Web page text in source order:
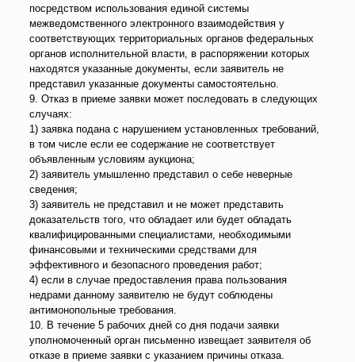
посредством использования единой системы
межведомственного электронного взаимодействия у
соответствующих территориальных органов федеральных
органов исполнительной власти, в распоряжении которых
находятся указанные документы, если заявитель не
представил указанные документы самостоятельно.
9. Отказ в приеме заявки может последовать в следующих
случаях:
1) заявка подана с нарушением установленных требований,
в том числе если ее содержание не соответствует
объявленным условиям аукциона;
2) заявитель умышленно представил о себе неверные
сведения;
3) заявитель не представил и не может представить
доказательств того, что обладает или будет обладать
квалифицированными специалистами, необходимыми
финансовыми и техническими средствами для
эффективного и безопасного проведения работ;
4) если в случае предоставления права пользования
недрами данному заявителю не будут соблюдены
антимонопольные требования.
10. В течение 5 рабочих дней со дня подачи заявки
уполномоченный орган письменно извещает заявителя об
отказе в приеме заявки с указанием причины отказа.